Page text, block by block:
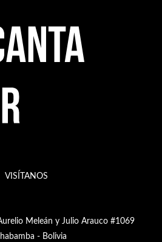
VISÍTANOS
Meleán y Julio Arauco #1069
- Bolivia